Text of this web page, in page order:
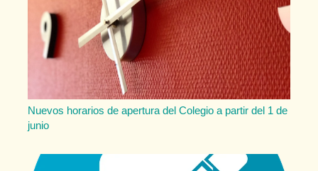
Nuevos horarios de apertura del Colegio a partir del 1 de
junio